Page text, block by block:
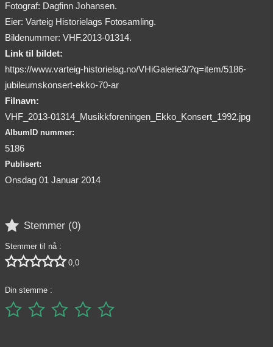
Fotograf: Dagfinn Johansen.
Eier: Varteig Historielags Fotosamling.
Bildenummer: VHF.2013-01314.
Link til bildet:
https://www.varteig-historielag.no/VHiGalerie3/?q=item/5186-
jubileumskonsert-ekko-70-ar
Filnavn:
VHF_2013-01314_Musikkforeningen_Ekko_Konsert_1992.jpg
AlbumID nummer:
5186
Publisert:
Onsdag 01 Januar 2014
 Stemmer (0)
Stemmer til nå :
 0,0
Din stemme :
    